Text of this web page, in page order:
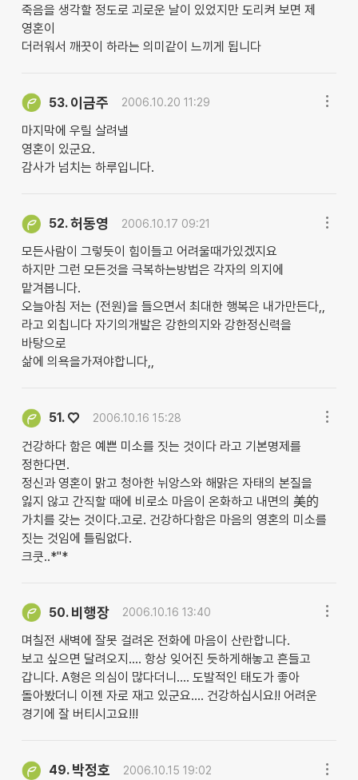
죽음을 생각할 정도로 괴로운 날이 있었지만 도리켜 보면 제
영혼이
더러워서 깨끗이 하라는 의미같이 느끼게 됩니다
53. 이금주 2006.10.20 11:29
마지막에 우릴 살려낼
영혼이 있군요.
감사가 넘치는 하루입니다.
52.허동영 2006.10.17 09:21
모든사람이 그렇듯이 힘이들고 어려울때가있겠지요
하지만 그런 모든것을 극복하는방법은 각자의 의지에
맡겨봅니다.
오늘아침 저는 (전원)을 들으면서 최대한 행복은 내가만든다,,
라고 외칩니다 자기의개발은 강한의지와 강한정신력을
바탕으로
삶에 의욕을가져야합니다,,
51. ♡ 2006.10.16 15:28
건강하다 함은 예쁜 미소를 짓는 것이다 라고 기본명제를
정한다면.
정신과 영혼이 맑고 청아한 뉘앙스와 해맑은 자태의 본질을
잃지 않고 간직할 때에 비로소 마음이 온화하고 내면의 美的
가치를 갖는 것이다.고로. 건강하다함은 마음의 영혼의 미소를
짓는 것임에 틀림없다.
크쿳..*''*
50. 비행장 2006.10.16 13:40
며칠전 새벽에 잘못 걸려온 전화에 마음이 산란합니다.
보고 싶으면 달려오지.... 항상 잊어진 듯하게해놓고 흔들고
갑니다. A형은 의심이 많다더니.... 도발적인 태도가 좋아
돌아봤더니 이젠 자로 재고 있군요.... 건강하십시요!! 어려운
경기에 잘 버티시고요!!!
49. 박정호 2006.10.15 19:02